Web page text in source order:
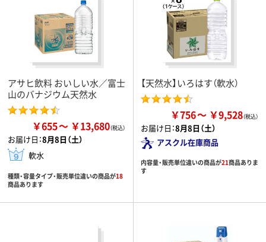
アサヒ飲料 おいしい水／富士
山のバナジウム天然水
￥655 ￥13,680
お届け日：8月8日（土）
軟水
種類・容量タイプ・販売単位違いの商品が18
商品あります
【天然水】いろはす（軟水）
￥756 ￥9,528
お届け日：8月8日（土）
アスクル在庫商品
内容量・販売単位違いの商品が21商品ありま
す